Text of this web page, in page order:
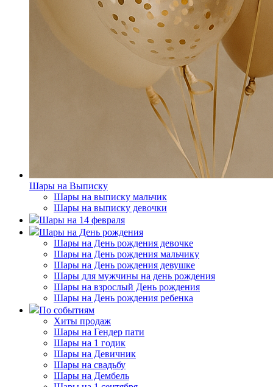
Шары на Выписку
Шары на выписку мальчик
Шары на выписку девочки
Шары на 14 февраля
Шары на День рождения
Шары на День рождения девочке
Шары на День рождения мальчику
Шары на День рождения девушке
Шары для мужчины на день рождения
Шары на взрослый День рождения
Шары на День рождения ребенка
По событиям
Хиты продаж
Шары на Гендер пати
Шары на 1 годик
Шары на Девичник
Шары на свадьбу
Шары на Дембель